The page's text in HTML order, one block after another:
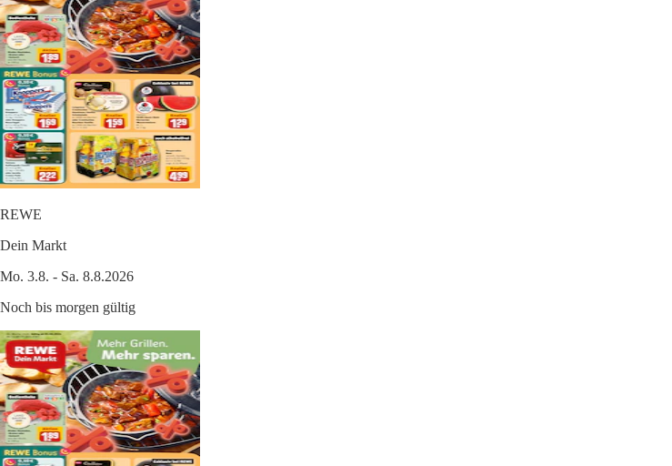
REWE
Dein Markt
Mo. 3.8. - Sa. 8.8.2026
Noch bis morgen gültig